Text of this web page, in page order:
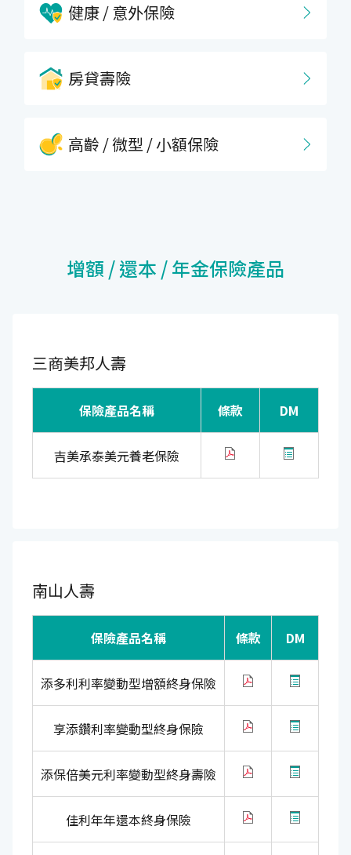
健康 / 意外保險
房貸壽險
高齡 / 微型 / 小額保險
增額 / 還本 / 年金保險產品
三商美邦人壽
保險產品名稱 條款 DM
吉美承泰美元養老保險
南山人壽
保險產品名稱 條款 DM
添多利利率變動型增額終身保險
享添鑽利率變動型終身保險
添保倍美元利率變動型終身壽險
佳利年年還本終身保險